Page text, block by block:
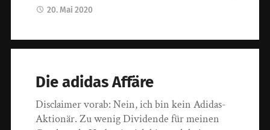
20. Mai 2020
Die adidas Affäre
Disclaimer vorab: Nein, ich bin kein Adidas-
Aktionär. Zu wenig Dividende für meinen